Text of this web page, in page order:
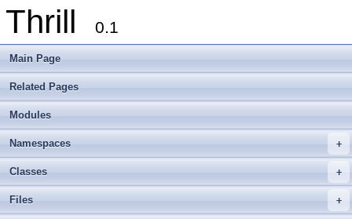
Thrill 0.1
Main Page
Related Pages
Modules
+
Namespaces
+
Classes
+
Files
extlib
▼ tlx
► container
► math